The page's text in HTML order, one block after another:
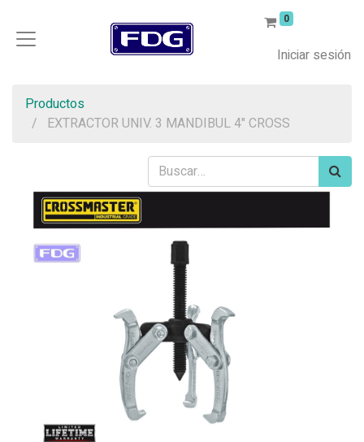
0
Iniciar sesión
Productos
EXTRACTOR UNIV. 3 MANDIBUL 4" CROSS